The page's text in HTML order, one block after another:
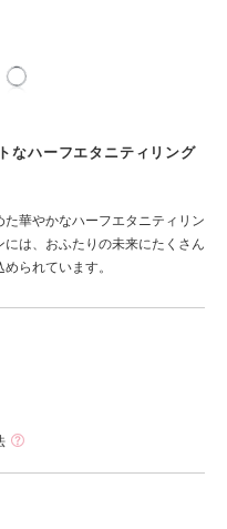
なハーフエタニティリング
華やかなハーフエタニティリン
は、おふたりの未来にたくさん
られています。